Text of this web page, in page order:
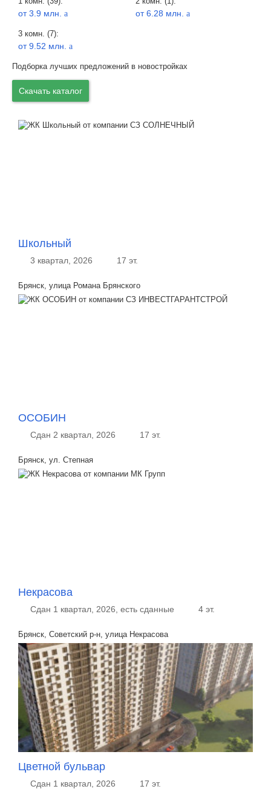
от 3.9 млн. a от 6.28 млн. a
3 комн. (7):
от 9.52 млн. a
Подборка лучших предложений в новостройках
Скачать каталог
Школьный
3 квартал, 2026 17 эт.
Брянск, улица Романа Брянского
ОСОБИН
Сдан 2 квартал, 2026 17 эт.
Брянск, ул. Степная
Некрасова
Сдан 1 квартал, 2026, есть сданные 4 эт.
Брянск, Советский р-н, улица Некрасова
Цветной бульвар
Сдан 1 квартал, 2026 17 эт.